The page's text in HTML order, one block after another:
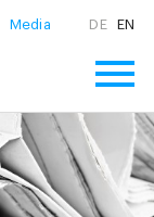
Media DE EN